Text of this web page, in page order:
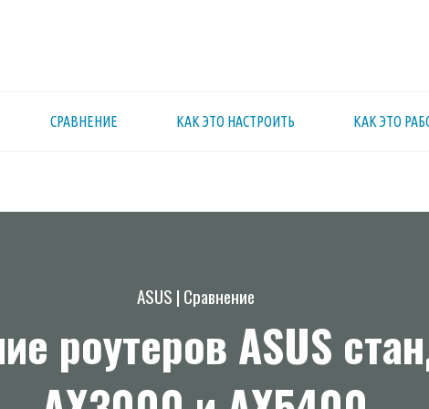
СРАВНЕНИЕ КАК ЭТО НАСТРОИТЬ КАК ЭТО
ASUS | Сравнение
роутеров ASUS